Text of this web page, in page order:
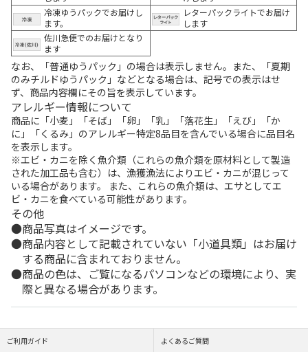
冷凍ゆうパックでお届けし
ます。
レターパックライトでお届け
します
佐川急便でのお届けとなり
ます
なお、「普通ゆうパック」の場合は表示しません。また、「夏期
のみチルドゆうパック」などとなる場合は、記号での表示はせ
ず、商品内容欄にその旨を表示しています。
アレルギー情報について
商品に「小麦」「そば」「卵」「乳」「落花生」「えび」「か
に」「くるみ」のアレルギー特定8品目を含んでいる場合に品目名
を表示します。
※エビ・カニを除く魚介類（これらの魚介類を原材料として製造
された加工品も含む）は、漁獲漁法によりエビ・カニが混じって
いる場合があります。 また、これらの魚介類は、エサとしてエ
ビ・カニを食べている可能性があります。
その他
商品写真はイメージです。
商品内容として記載されていない「小道具類」はお届け
する商品に含まれておりません。
商品の色は、ご覧になるパソコンなどの環境により、実
際と異なる場合があります。
ご利用ガイド よくあるご質問